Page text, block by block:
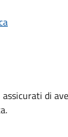
assicurati di